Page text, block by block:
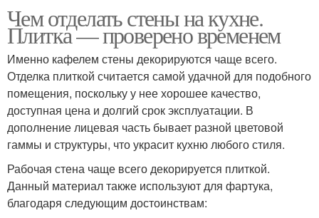
Чем отделать стены на кухне.
Плитка — проверено временем
Именно кафелем стены декорируются чаще всего.
Отделка плиткой считается самой удачной для подобного
помещения, поскольку у нее хорошее качество,
доступная цена и долгий срок эксплуатации. В
дополнение лицевая часть бывает разной цветовой
гаммы и структуры, что украсит кухню любого стиля.
Рабочая стена чаще всего декорируется плиткой.
Данный материал также используют для фартука,
благодаря следующим достоинствам: